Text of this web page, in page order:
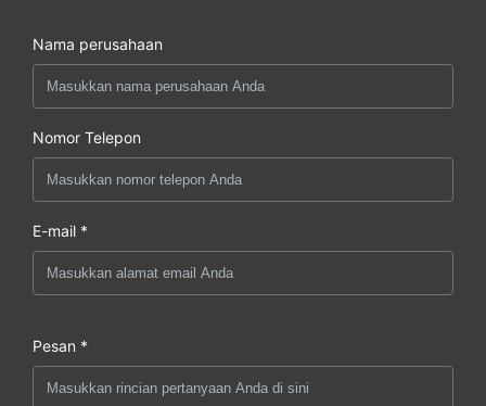
Nama perusahaan
Nomor Telepon
E-mail *
Pesan *